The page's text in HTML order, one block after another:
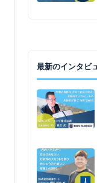
最新のインタビ